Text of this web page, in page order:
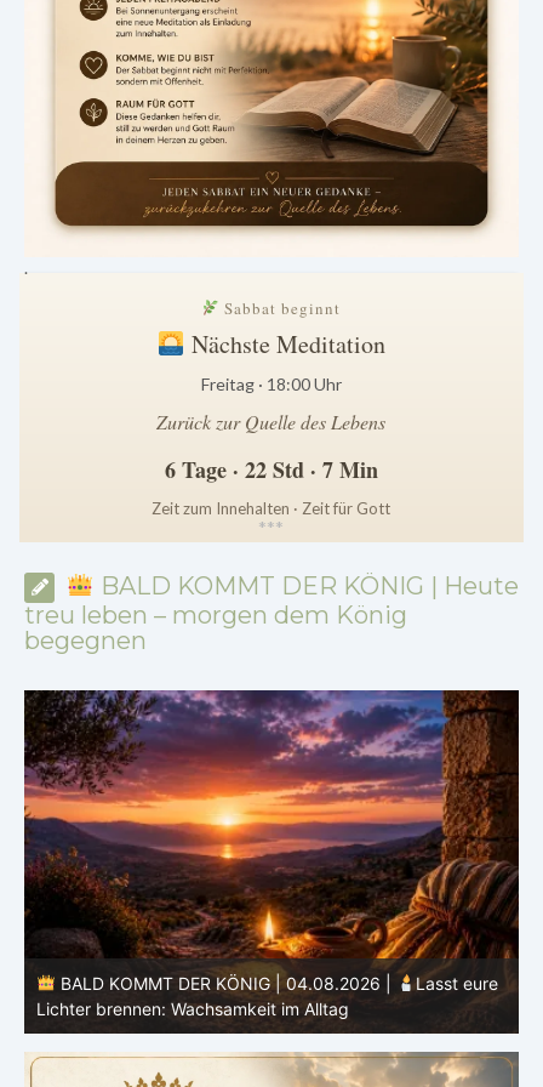
.
Sabbat beginnt
Nächste Meditation
Freitag · 18:00 Uhr
Zurück zur Quelle des Lebens
6 Tage · 22 Std · 7 Min
Zeit zum Innehalten · Zeit für Gott
***
BALD KOMMT DER KÖNIG | Heute
treu leben – morgen dem König
begegnen
BALD KOMMT DER KÖNIG | 04.08.2026 |
Lasst eure
Lichter brennen: Wachsamkeit im Alltag